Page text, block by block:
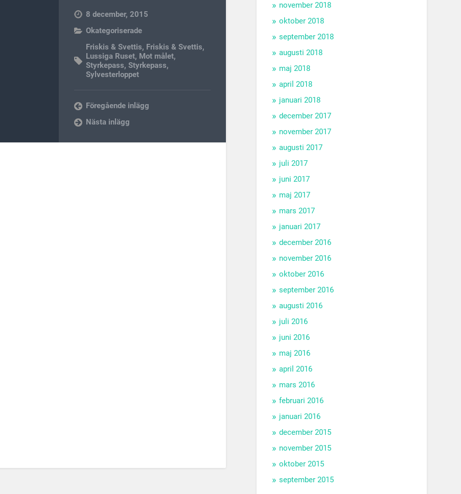
8 december, 2015
Okategoriserade
Friskis & Svettis, Friskis & Svettis,
Lussiga Ruset, Mot målet,
Styrkepass,Styrkepass,
Sylvesterloppet
Föregående inlägg
Nästa inlägg
november 2018
oktober 2018
september 2018
augusti 2018
maj 2018
april 2018
januari 2018
december 2017
november 2017
augusti 2017
juli 2017
juni 2017
maj 2017
mars 2017
januari 2017
december 2016
november 2016
oktober 2016
september 2016
augusti 2016
juli 2016
juni 2016
maj 2016
april 2016
mars 2016
februari 2016
januari 2016
december 2015
november 2015
oktober 2015
september 2015